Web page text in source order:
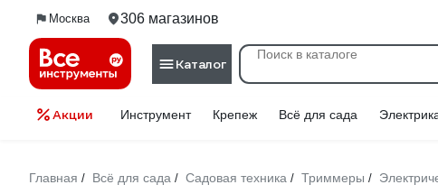
Москва 306 магазинов
Каталог
Акции Инструмент Крепеж Всё для сада
Главная / Всё для сада / Садовая техника / Триммеры /